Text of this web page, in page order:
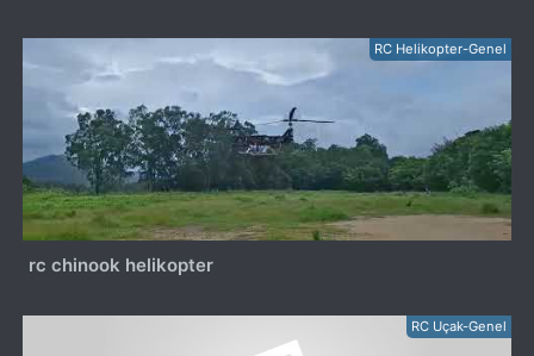
RC Helikopter-Genel
rc chinook helikopter
RC Uçak-Genel